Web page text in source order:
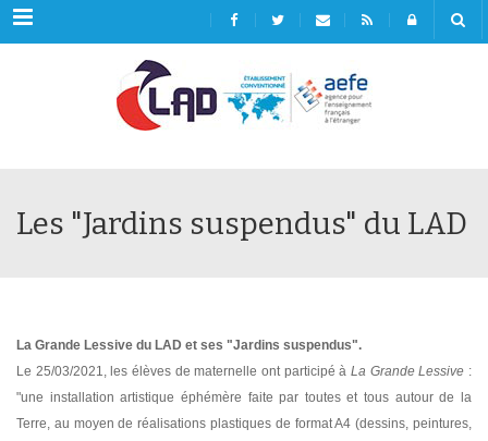
Menu
Les "Jardins suspendus" du LAD
La Grande Lessive du LAD et ses "Jardins suspendus".
Le 25/03/2021, les élèves de maternelle ont participé à La Grande Lessive :
"une installation artistique éphémère faite par toutes et tous autour de la
Terre, au moyen de réalisations plastiques de format A4 (dessins, peintures,